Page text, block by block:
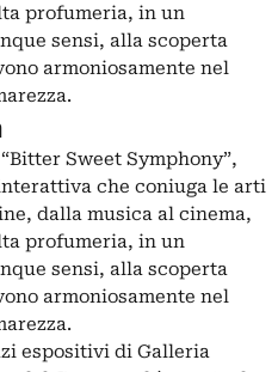
profumeria, in un
sensi, alla scoperta
armoniosamente nel
Sweet Symphony”,
che coniuga le arti
dalla musica al cinema,
profumeria, in un
sensi, alla scoperta
armoniosamente nel
espositivi di Galleria